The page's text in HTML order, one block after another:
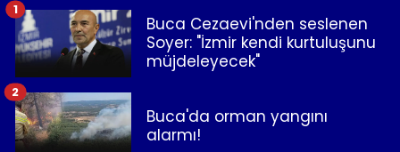
Buca Cezaevi'nden seslenen
Soyer: "İzmir kendi kurtuluşunu
müjdeleyecek"
1
Buca'da orman yangını
alarmı!
2